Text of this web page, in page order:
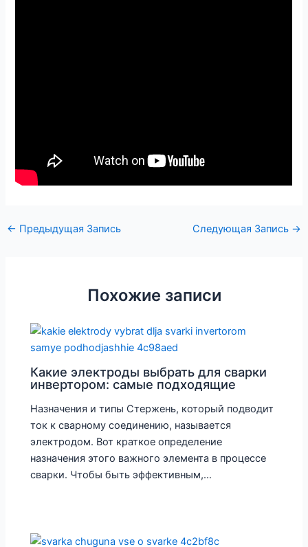
← Предыдущая Запись Следующая Запись →
Похожие записи
Какие электроды выбрать для сварки
инвертором: самые подходящие
Назначения и типы Стержень, который подводит
ток к сварному соединению, называется
электродом. Вот краткое определение
назначения этого важного элемента в процессе
сварки. Чтобы быть эффективным,…